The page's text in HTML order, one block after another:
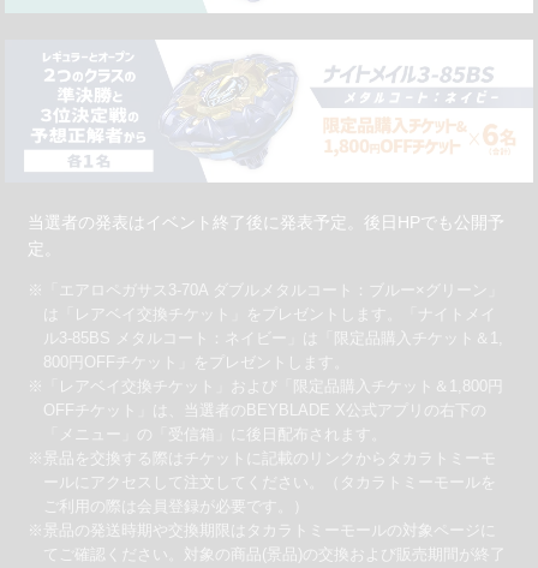
当選者の発表はイベント終了後に発表予定。後日HPでも公開予
定。
※「エアロペガサス3-70A ダブルメタルコート：ブルー×グリーン」
は「レアベイ交換チケット」をプレゼントします。「ナイトメイ
ル3-85BS メタルコート：ネイビー」は「限定品購入チケット＆1,
800円OFFチケット」をプレゼントします。
※「レアベイ交換チケット」および「限定品購入チケット＆1,800円
OFFチケット」は、当選者のBEYBLADE X公式アプリの右下の
「メニュー」の「受信箱」に後日配布されます。
※景品を交換する際はチケットに記載のリンクからタカラトミーモ
ールにアクセスして注文してください。（タカラトミーモールを
ご利用の際は会員登録が必要です。）
※景品の発送時期や交換期限はタカラトミーモールの対象ページに
てご確認ください。対象の商品(景品)の交換および販売期間が終了